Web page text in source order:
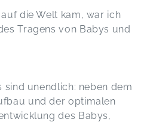
die Welt kam, war ich
Tragens von Babys und
sind unendlich: neben dem
und der optimalen
des Babys,